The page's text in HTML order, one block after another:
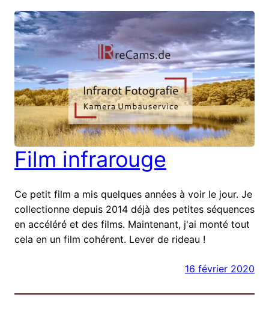
Film infrarouge
Ce petit film a mis quelques années à voir le jour. Je
collectionne depuis 2014 déjà des petites séquences
en accéléré et des films. Maintenant, j'ai monté tout
cela en un film cohérent. Lever de rideau !
16 février 2020